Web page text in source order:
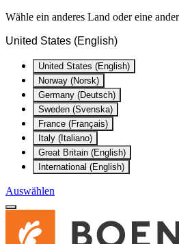
Wähle ein anderes Land oder eine
United States (English)
United States (English)
Norway (Norsk)
Germany (Deutsch)
Sweden (Svenska)
France (Français)
Italy (Italiano)
Great Britain (English)
International (English)
Auswählen